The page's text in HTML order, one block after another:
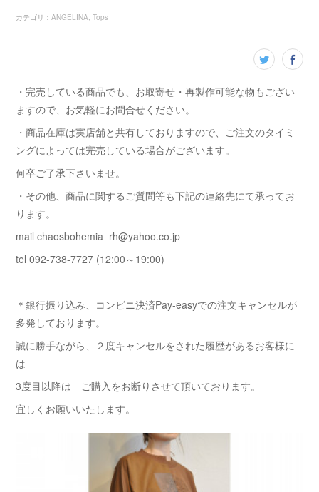
カテゴリ ：ANGELINA Tops
・完売している商品でも、お取寄せ・再製作可能な物もござい
ますので、お気軽にお問合せください。
・商品在庫は実店舗と共有しておりますので、ご注文のタイミ
ングによっては完売している場合がございます。
何卒ご了承下さいませ。
・その他、商品に関するご質問等も下記の連絡先にて承ってお
ります。
mail chaosbohemia_rh@yahoo.co.jp
tel 092-738-7727 (12:00～19:00)
＊銀行振り込み、コンビニ決済Pay-easyでの注文キャンセルが
多発しております。
誠に勝手ながら、２度キャンセルをされた履歴があるお客様に
は
3度目以降は ご購入をお断りさせて頂いております。
宜しくお願いいたします。